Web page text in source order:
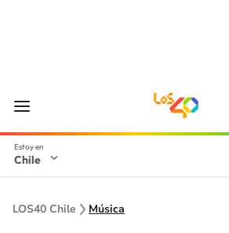
Chile
LOS40 Chile Música